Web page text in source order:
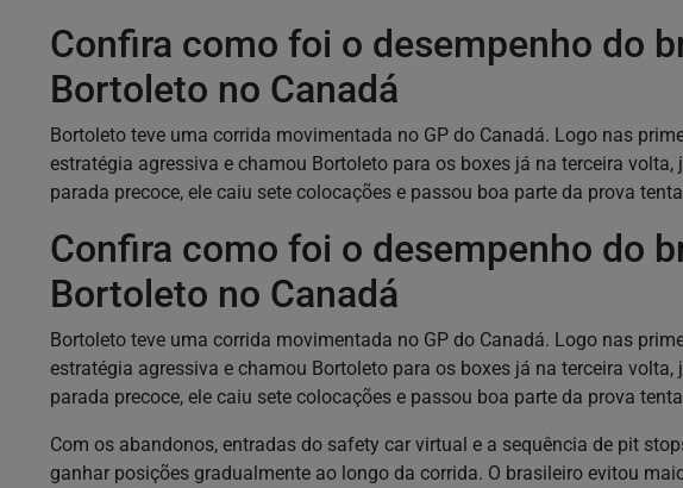
Confira como foi o desempenho do
Bortoleto no Canadá
Bortoleto teve uma corrida movimentada no GP do Canadá. Logo nas
estratégia agressiva e chamou Bortoleto para os boxes já na terceira volta,
parada precoce, ele caiu sete colocações e passou boa parte da prova
Confira como foi o desempenho do
Bortoleto no Canadá
Bortoleto teve uma corrida movimentada no GP do Canadá. Logo nas
estratégia agressiva e chamou Bortoleto para os boxes já na terceira volta,
parada precoce, ele caiu sete colocações e passou boa parte da prova
Com os abandonos, entradas do safety car virtual e a sequência de pit
ganhar posições gradualmente ao longo da corrida. O brasileiro evitou